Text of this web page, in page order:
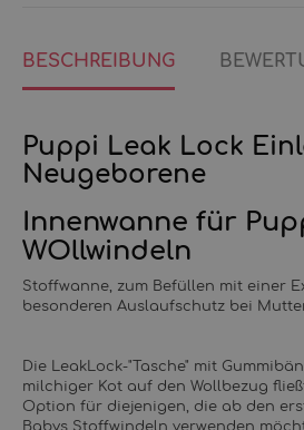
BESCHREIBUNG
Puppi Leak Lock
Neugeborene
Innenwanne für
WOllwindeln
Stoffwanne, zum Befüllen mit einer
besonderen Auslaufschutz bei
Die LeakLock-"Tasche" mit
milchiger Kot auf den Wollbezug
Option für diejenigen, die ab den
Babys Stoffwindeln verwenden